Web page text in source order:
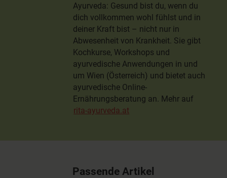
Ayurveda: Gesund bist du, wenn du
dich vollkommen wohl fühlst und in
deiner Kraft bist – nicht nur in
Abwesenheit von Krankheit. Sie gibt
Kochkurse, Workshops und
ayurvedische Anwendungen in und
um Wien (Österreich) und bietet auch
ayurvedische Online-
Ernährungsberatung an. Mehr auf
rita-ayurveda.at
Passende Artikel